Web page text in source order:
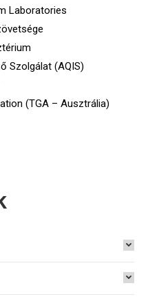
Laboratories
Szolgálat (AQIS)
(TGA – Ausztrália)